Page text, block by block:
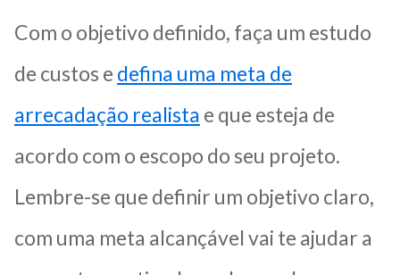
Com o objetivo definido, faça um estudo
de custos e defina uma meta de
arrecadação realista e que esteja de
acordo com o escopo do seu projeto.
Lembre-se que definir um objetivo claro,
com uma meta alcançável vai te ajudar a